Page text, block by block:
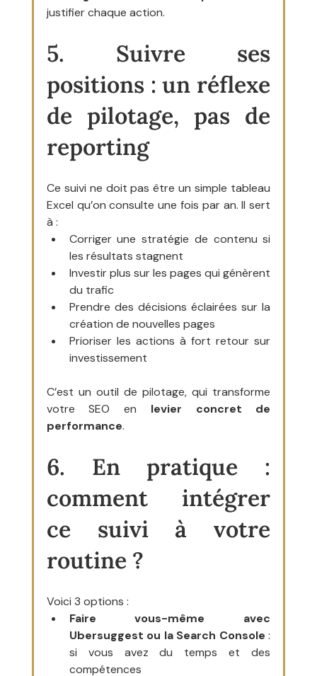
justifier chaque action.
5. Suivre ses
positions : un réflexe
de pilotage, pas de
reporting
Ce suivi ne doit pas être un simple tableau
Excel qu’on consulte une fois par an. Il sert
à :
Corriger une stratégie de contenu si
les résultats stagnent
Investir plus sur les pages qui génèrent
du trafic
Prendre des décisions éclairées sur la
création de nouvelles pages
Prioriser les actions à fort retour sur
investissement
C’est un outil de pilotage, qui transforme
votre SEO en levier concret de
performance.
6. En pratique :
comment intégrer
ce suivi à votre
routine ?
Voici 3 options :
Faire vous-même avec
Ubersuggest ou la Search Console :
si vous avez du temps et des
compétences